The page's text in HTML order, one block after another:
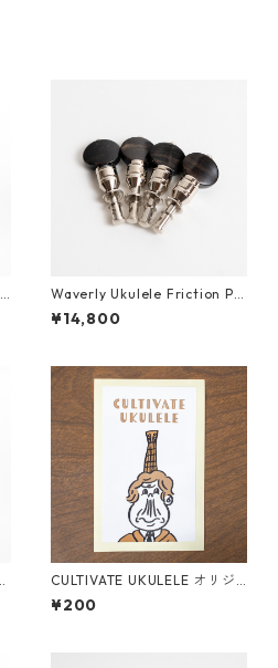
Waverly Ukulele Friction Pe
gs ウクレレ用フリクションペ
グ（4個セット）
¥14,800
CULTIVATE UKULELE オリジ
ナルステッカー（名刺サイ
ズ）
¥200